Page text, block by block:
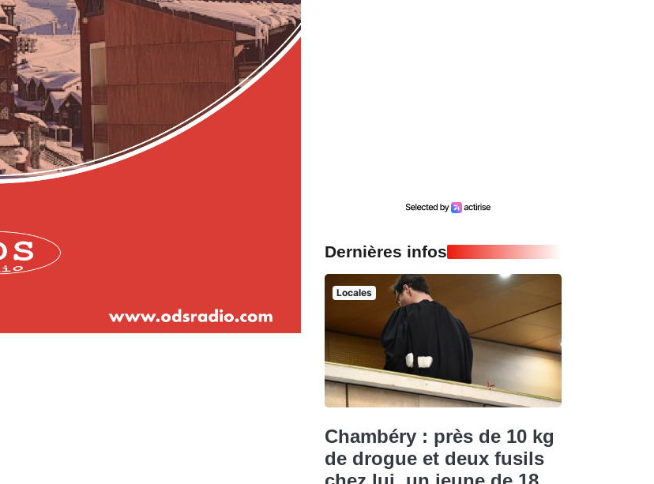
Dernières infos
Locales
Chambéry : près de 10 kg
de drogue et deux fusils